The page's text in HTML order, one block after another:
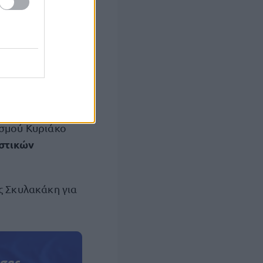
Λάτση της
για τα
Κυριάκο
Σκυλακάκη για